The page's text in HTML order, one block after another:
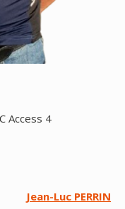
Access 4
Jean-Luc PERRIN